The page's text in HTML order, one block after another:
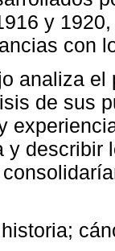
y
con
analiza
de sus
y describir
historia;